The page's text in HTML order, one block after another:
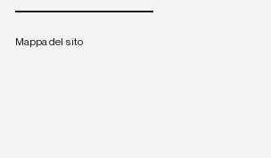
Mappa del sito